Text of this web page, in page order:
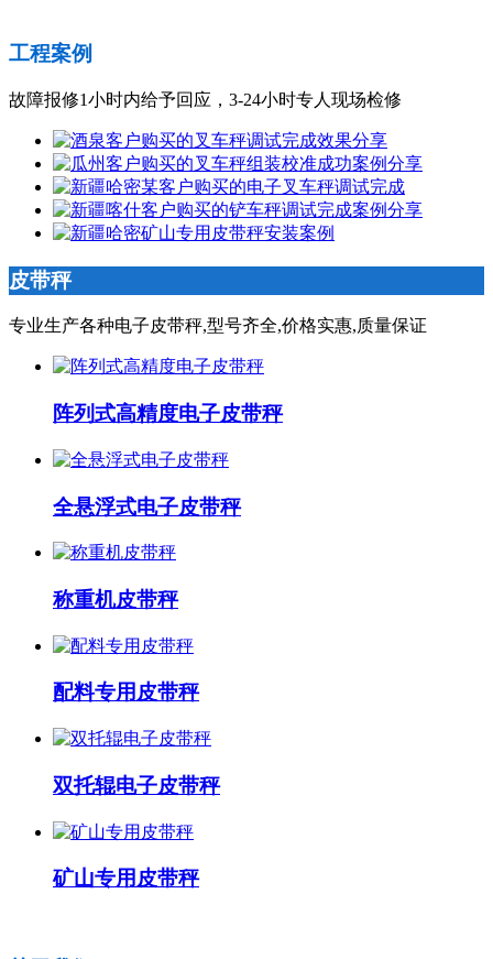
工程案例
故障报修1小时内给予回应，3-24小时专人现场检修
皮带秤
专业生产各种电子皮带秤,型号齐全,价格实惠,质量保证
阵列式高精度电子皮带秤
全悬浮式电子皮带秤
称重机皮带秤
配料专用皮带秤
双托辊电子皮带秤
矿山专用皮带秤